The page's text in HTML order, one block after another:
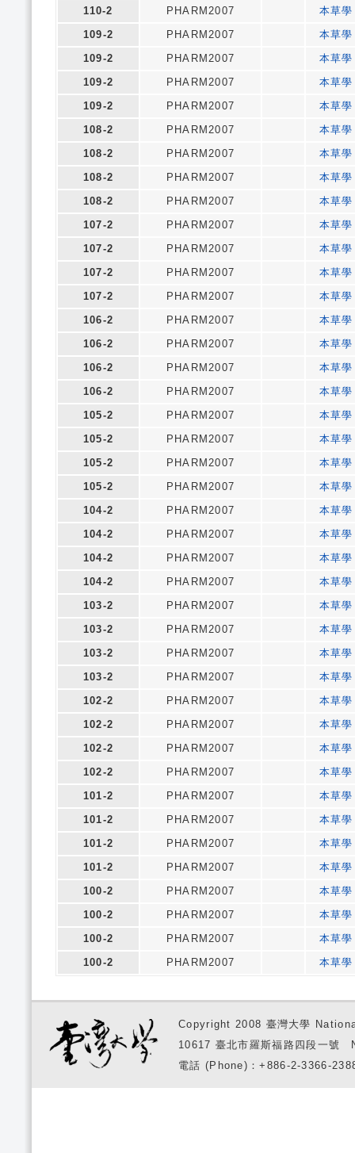
110-2
PHARM2007
本草學
109-2
PHARM2007
本草學
109-2
PHARM2007
本草學
109-2
PHARM2007
本草學
109-2
PHARM2007
本草學
108-2
PHARM2007
本草學
108-2
PHARM2007
本草學
108-2
PHARM2007
本草學
108-2
PHARM2007
本草學
107-2
PHARM2007
本草學
107-2
PHARM2007
本草學
107-2
PHARM2007
本草學
107-2
PHARM2007
本草學
106-2
PHARM2007
本草學
106-2
PHARM2007
本草學
106-2
PHARM2007
本草學
106-2
PHARM2007
本草學
105-2
PHARM2007
本草學
105-2
PHARM2007
本草學
105-2
PHARM2007
本草學
105-2
PHARM2007
本草學
104-2
PHARM2007
本草學
104-2
PHARM2007
本草學
104-2
PHARM2007
本草學
104-2
PHARM2007
本草學
103-2
PHARM2007
本草學
103-2
PHARM2007
本草學
103-2
PHARM2007
本草學
103-2
PHARM2007
本草學
102-2
PHARM2007
本草學
102-2
PHARM2007
本草學
102-2
PHARM2007
本草學
102-2
PHARM2007
本草學
101-2
PHARM2007
本草學
101-2
PHARM2007
本草學
101-2
PHARM2007
本草學
101-2
PHARM2007
本草學
100-2
PHARM2007
本草學
100-2
PHARM2007
本草學
100-2
PHARM2007
本草學
100-2
PHARM2007 本草學
Copyright 2008 臺灣大學
10617 臺北市羅斯福路四段一
電話 (Phone)：+886-2-3366-